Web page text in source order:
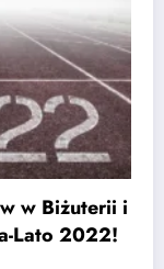
i
2022!